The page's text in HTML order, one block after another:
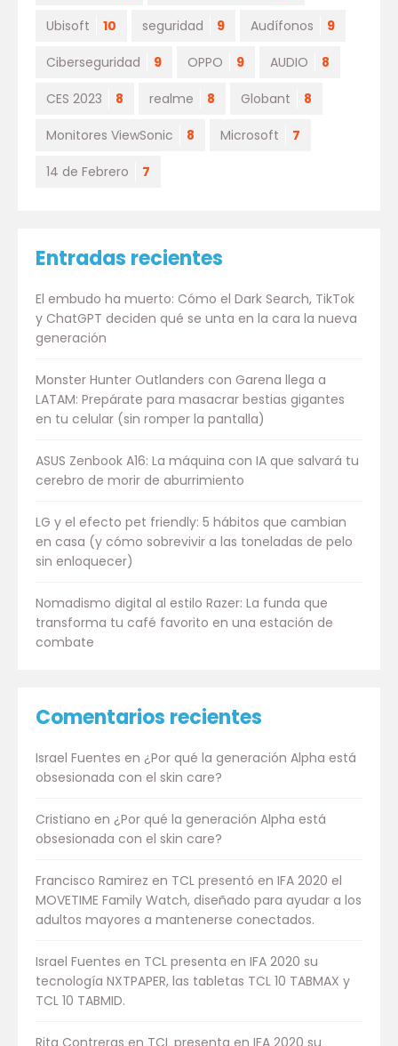
Ubisoft 10 seguridad 9 Audífonos 9
Ciberseguridad 9 OPPO 9 AUDIO 8
CES 2023 8 realme 8 Globant 8
Monitores ViewSonic 8 Microsoft 7
14 de Febrero 7
Entradas recientes
El embudo ha muerto: Cómo el Dark Search, TikTok
y ChatGPT deciden qué se unta en la cara la nueva
generación
Monster Hunter Outlanders con Garena llega a
LATAM: Prepárate para masacrar bestias gigantes
en tu celular (sin romper la pantalla)
ASUS Zenbook A16: La máquina con IA que salvará tu
cerebro de morir de aburrimiento
LG y el efecto pet friendly: 5 hábitos que cambian
en casa (y cómo sobrevivir a las toneladas de pelo
sin enloquecer)
Nomadismo digital al estilo Razer: La funda que
transforma tu café favorito en una estación de
combate
Comentarios recientes
Israel Fuentes en ¿Por qué la generación Alpha está
obsesionada con el skin care?
Cristiano en ¿Por qué la generación Alpha está
obsesionada con el skin care?
Francisco Ramirez en TCL presentó en IFA 2020 el
MOVETIME Family Watch, diseñado para ayudar a los
adultos mayores a mantenerse conectados.
Israel Fuentes en TCL presenta en IFA 2020 su
tecnología NXTPAPER, las tabletas TCL 10 TABMAX y
TCL 10 TABMID.